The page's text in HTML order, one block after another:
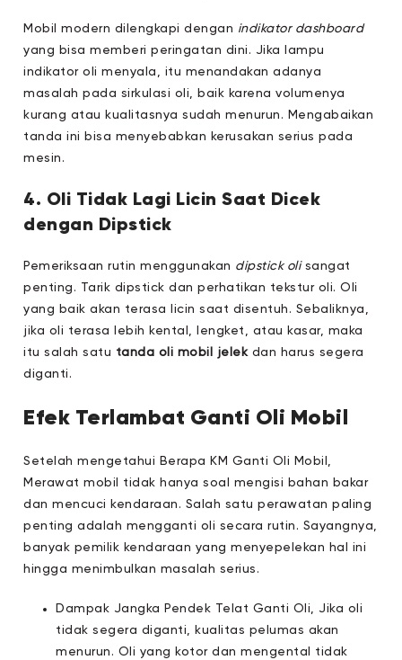
Mobil modern dilengkapi dengan indikator dashboard
yang bisa memberi peringatan dini. Jika lampu
indikator oli menyala, itu menandakan adanya
masalah pada sirkulasi oli, baik karena volumenya
kurang atau kualitasnya sudah menurun. Mengabaikan
tanda ini bisa menyebabkan kerusakan serius pada
mesin.
4. Oli Tidak Lagi Licin Saat Dicek
dengan Dipstick
Pemeriksaan rutin menggunakan dipstick olisangat
penting. Tarik dipstick dan perhatikan tekstur oli. Oli
yang baik akan terasa licin saat disentuh. Sebaliknya,
jika oli terasa lebih kental, lengket, atau kasar, maka
itu salah satu tanda oli mobil jelekdan harus segera
diganti.
Efek Terlambat Ganti Oli Mobil
Setelah mengetahui Berapa KM Ganti Oli Mobil,
Merawat mobil tidak hanya soal mengisi bahan bakar
dan mencuci kendaraan. Salah satu perawatan paling
penting adalah mengganti oli secara rutin. Sayangnya,
banyak pemilik kendaraan yang menyepelekan hal ini
hingga menimbulkan masalah serius.
Dampak Jangka Pendek Telat Ganti Oli, Jika oli
tidak segera diganti, kualitas pelumas akan
menurun. Oli yang kotor dan mengental tidak